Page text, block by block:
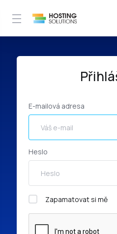
E-mailová adresa
Heslo
Zapamatovat si mě